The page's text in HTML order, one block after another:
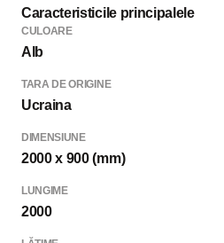
Caracteristicile principalele
CULOARE
Alb
TARA DE ORIGINE
Ucraina
DIMENSIUNE
2000 x 900 (mm)
LUNGIME
2000